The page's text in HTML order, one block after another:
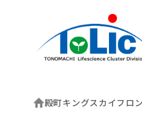
殿町キングスカイフロ